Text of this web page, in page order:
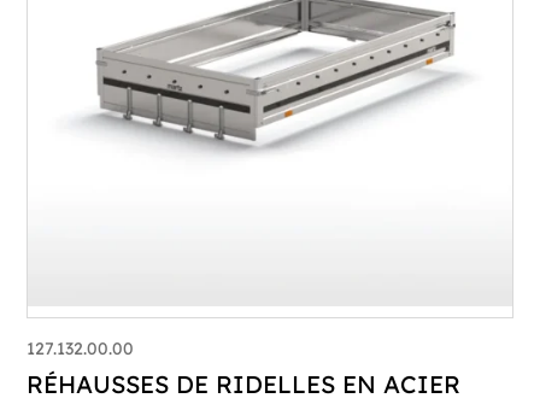
127.132.00.00
RÉHAUSSES DE RIDELLES EN ACIER